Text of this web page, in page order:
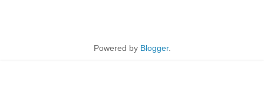
Powered by Blogger.